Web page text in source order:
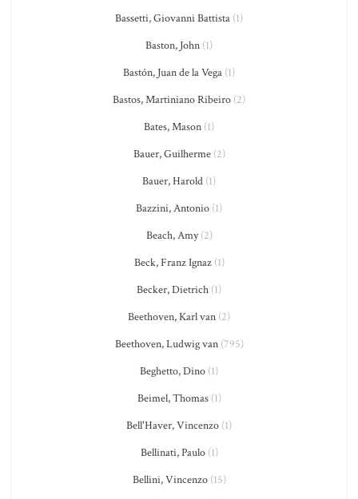
Bassetti, Giovanni Battista (1)
Baston, John (1)
Bastón, Juan de la Vega (1)
Bastos, Martiniano Ribeiro (2)
Bates, Mason (1)
Bauer, Guilherme(2)
Bauer, Harold (1)
Bazzini, Antonio (1)
Beach, Amy(2)
Beck, Franz Ignaz(1)
Becker, Dietrich (1)
Beethoven, Karl van (2)
Beethoven, Ludwig van(795)
Beghetto, Dino (1)
Beimel, Thomas(1)
Bell'Haver, Vincenzo (1)
Bellinati, Paulo(1)
Bellini, Vincenzo(15)